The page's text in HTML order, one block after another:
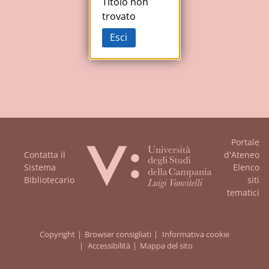
Contatta il
Sistema
Bibliotecario
Portale
d'Ateneo
Elenco
siti
tematici
Copyright Browser consigliati
Informativa cookie
Accessibilità
Mappa del sito
trovato
Esci